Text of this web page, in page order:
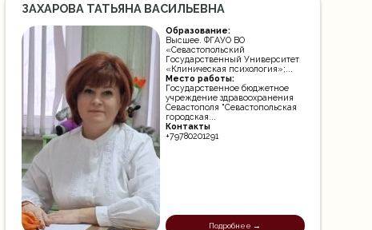
ЗАХАРОВА ТАТЬЯНА ВАСИЛЬЕВНА
Образование:
Высшее. ФГАУО ВО
«Севастопольский
Государственный Университет
«Клиническая психология»;...
Место работы:
Государственное бюджетное
учреждение здравоохранения
Севастополя "Севастопольская
городская...
Контакты
+79780201291
Подробнее →